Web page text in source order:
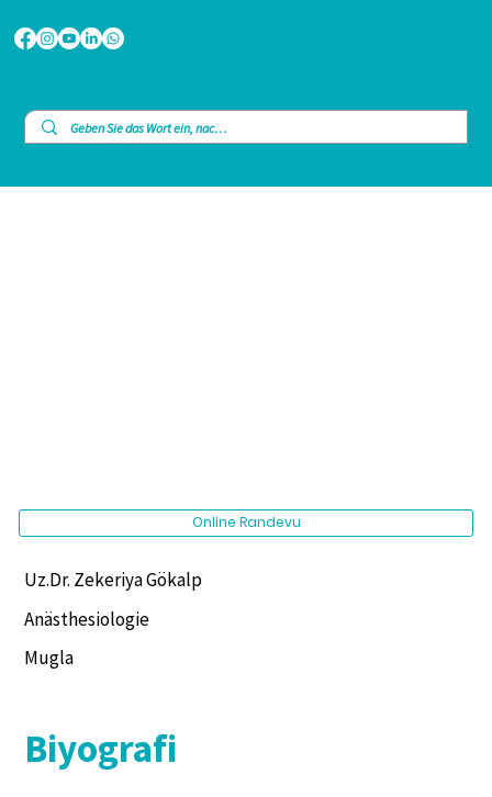
Uz.Dr. Zekeriya Gökalp
Anästhesiologie
Mugla
Biyografi
Online Randevu